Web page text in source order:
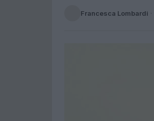
Francesca Lombardi ·